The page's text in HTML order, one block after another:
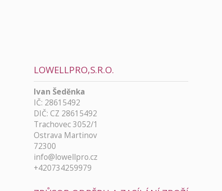
LOWELLPRO,S.R.O.
Ivan Šeděnka
IČ: 28615492
DIČ: CZ 28615492
Trachovec 3052/1
Ostrava Martinov
72300
info@lowellpro.cz
+420734259979